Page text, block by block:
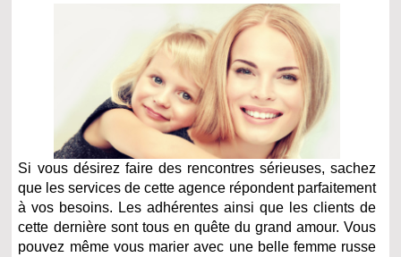
Si vous désirez faire des rencontres sérieuses, sachez
que les services de cette agence répondent parfaitement
à vos besoins. Les adhérentes ainsi que les clients de
cette dernière sont tous en quête du grand amour. Vous
pouvez même vous marier avec une belle femme russe